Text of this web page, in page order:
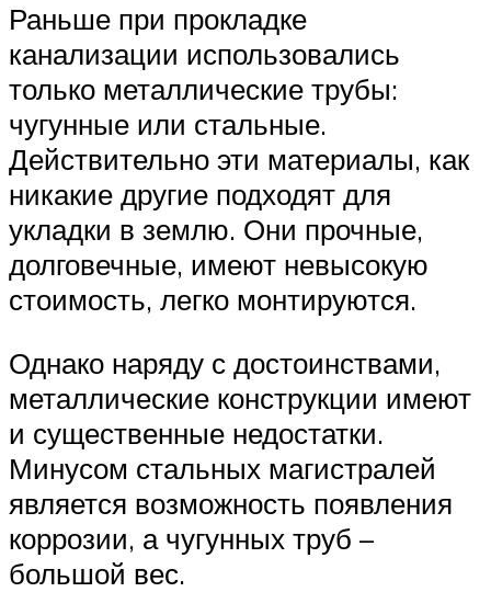
Раньше при прокладке
канализации использовались
только металлические трубы:
чугунные или стальные.
Действительно эти материалы, как
никакие другие подходят для
укладки в землю. Они прочные,
долговечные, имеют невысокую
стоимость, легко монтируются.
Однако наряду с достоинствами,
металлические конструкции имеют
и существенные недостатки.
Минусом стальных магистралей
является возможность появления
коррозии, а чугунных труб –
большой вес.